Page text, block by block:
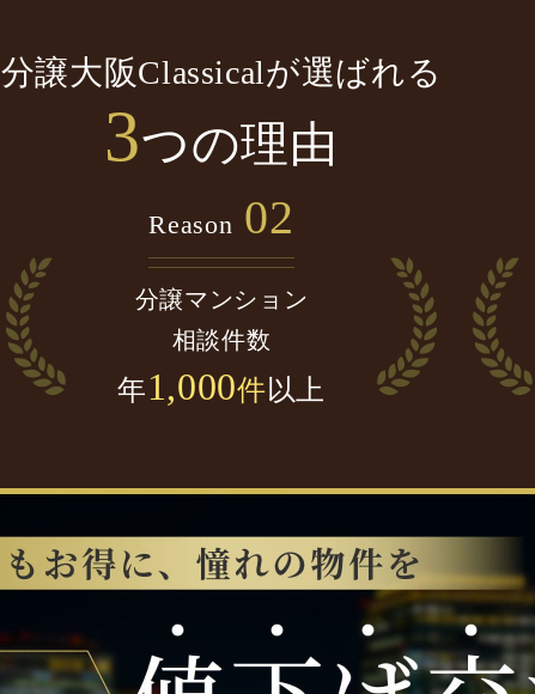
分譲大阪Classicalが選ばれる
3つの理由
Reason 02
分譲マンション
相談件数
年1,000件以上